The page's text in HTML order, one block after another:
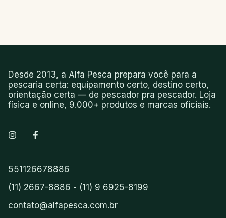
Desde 2013, a Alfa Pesca prepara você para a
pescaria certa: equipamento certo, destino certo,
orientação certa — de pescador pra pescador. Loja
física e online, 9.000+ produtos e marcas oficiais.
551126678886
(11) 2667-8886 - (11) 9 6925-8199
contato@alfapesca.com.br